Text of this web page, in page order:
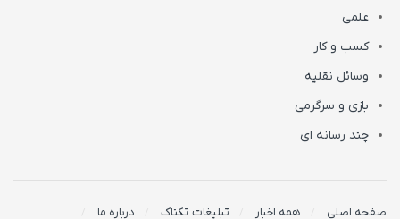
علمی
کسب و کار
وسائل نقلیه
بازی و سرگرمی
چند رسانه ای
صفحه اصلی همه اخبار تبلیغات تکناک درباره ما